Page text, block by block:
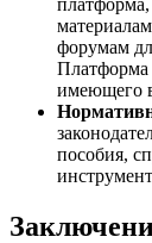
форумам
Платформа
имеющего
пособия,